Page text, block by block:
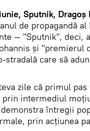
Sputnik,
de propagandă
— "Sputnik", deci,
și "premierul
stradală care să
zile că primul
prin intermediul
întregii
prin acțiunea